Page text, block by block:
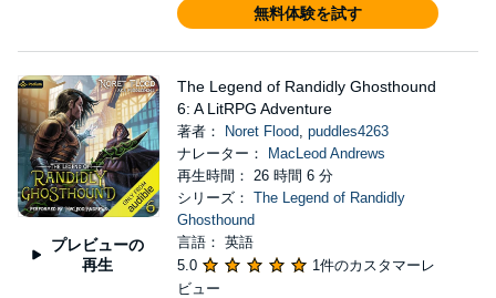
無料体験を試す
プレビューの
再生
The Legend of Randidly Ghosthound
6: A LitRPG Adventure
著者： Noret Flood, puddles4263
ナレーター：
MacLeod Andrews
再生時間： 26 時間 6 分
シリーズ： The Legend of Randidly
Ghosthound
言語： 英語
5.0
1件のカスタマーレ
ビュー